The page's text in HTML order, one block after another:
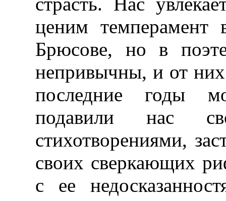
ценим темперамент
Брюсове, но в
непривычны, и от них
последние годы
подавили нас
стихотворениями,
своих сверкающих
с ее